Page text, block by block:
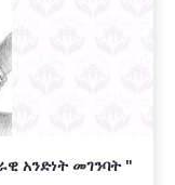
አንድነት መገንባት "